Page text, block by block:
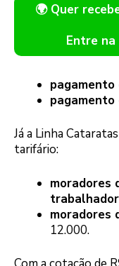
🌍 Quer
Entre na
pagamento
Já a Linha
tarifário:
moradores
moradores
12.000.